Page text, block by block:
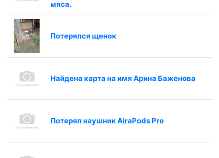
мяса.
Потерялся щенок
Найдена карта на имя Арина Баженова
Потерял наушник AiraPods Pro